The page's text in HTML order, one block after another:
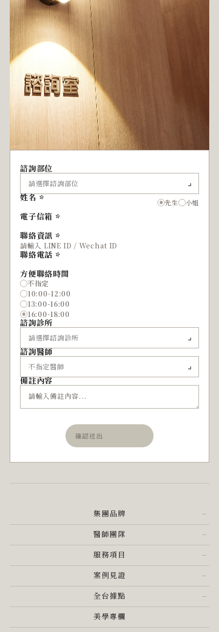
諮詢部位
姓名 先生 小姐
電子信箱
聯絡資訊
聯絡電話
方便聯絡時間
不指定
10:00-12:00
13:00-16:00
16:00-18:00
諮詢診所
諮詢醫師
備註內容
確認送出
集團品牌
醫師團隊
服務項目
案例見證
全台據點
美學專欄